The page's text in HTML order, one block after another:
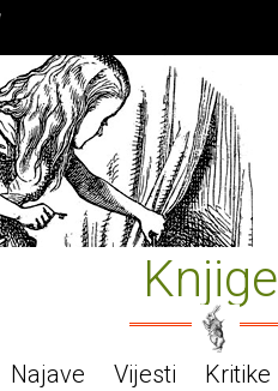
Knjige
Najave Vijesti Kritike